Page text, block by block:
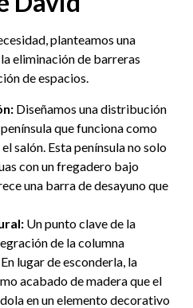
planteamos una
eliminación de barreras
de espacios.
Diseñamos una distribución
que funciona como
salón. Esta península no solo
con un fregadero bajo
una barra de desayuno que
Un punto clave de la
de la columna
lugar de esconderla, la
acabado de madera que el
en un elemento decorativo